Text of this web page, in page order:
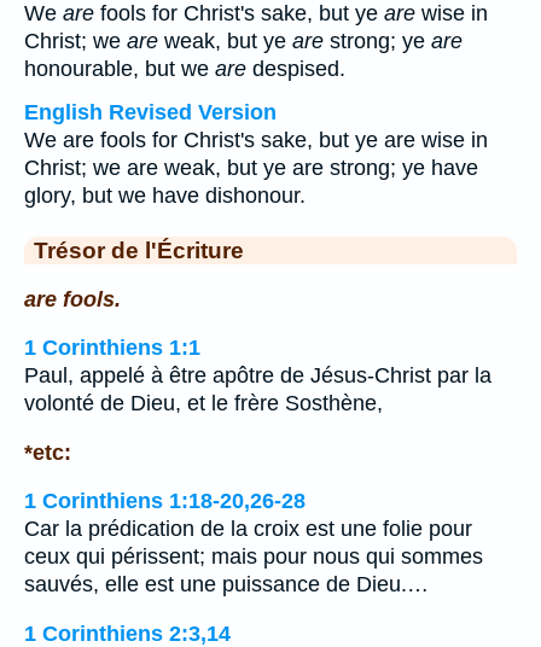
We are fools for Christ's sake, but ye are wise in
Christ; we are weak, but ye are strong; ye are
honourable, but we are despised.
English Revised Version
We are fools for Christ's sake, but ye are wise in
Christ; we are weak, but ye are strong; ye have
glory, but we have dishonour.
Trésor de l'Écriture
are fools.
1 Corinthiens 1:1
Paul, appelé à être apôtre de Jésus-Christ par la
volonté de Dieu, et le frère Sosthène,
*etc:
1 Corinthiens 1:18-20,26-28
Car la prédication de la croix est une folie pour
ceux qui périssent; mais pour nous qui sommes
sauvés, elle est une puissance de Dieu.…
1 Corinthiens 2:3,14